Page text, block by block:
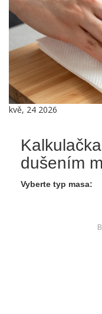
kvě, 24 2026
dušením
Vyberte typ masa: